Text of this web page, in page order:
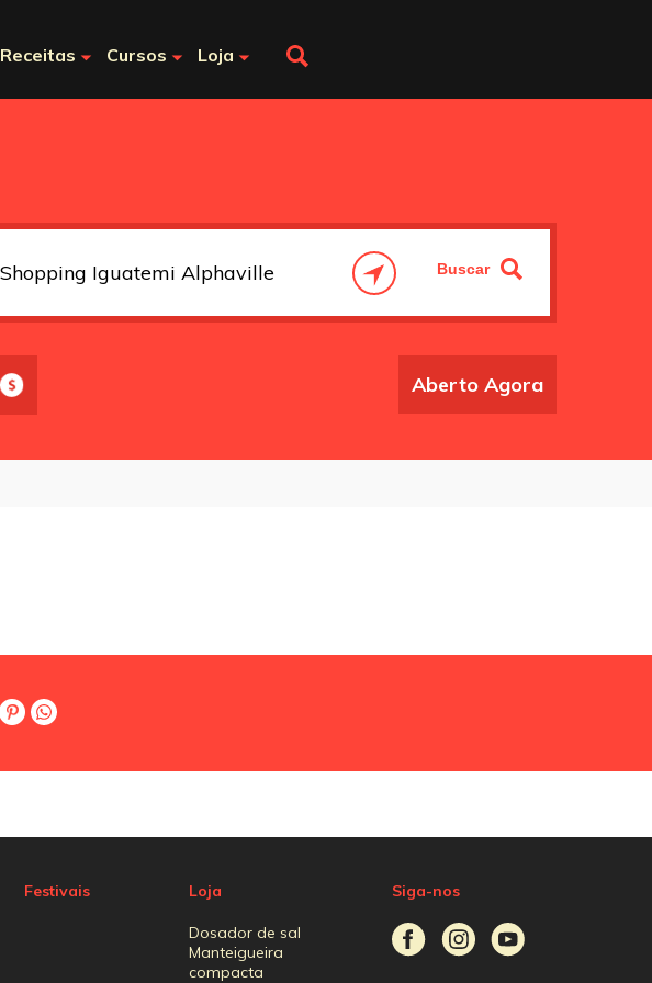
Receitas Cursos Loja
Aberto Agora
Festivais Loja
Dosador de sal
Manteigueira
compacta
Siga-nos